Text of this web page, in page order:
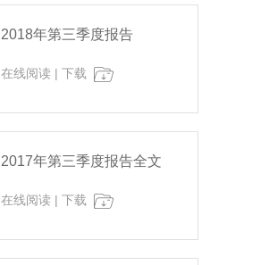
2018年第三季度报告
在线阅读 | 下载
2017年第三季度报告全文
在线阅读 | 下载